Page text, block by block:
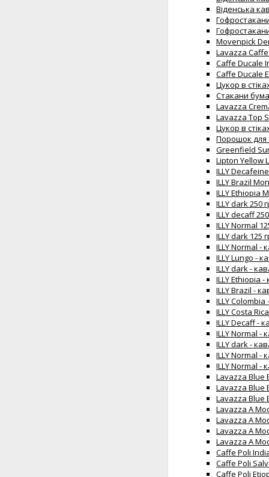
Віденська
Movenpick
Lavazza
Caffe Ducale
Caffe Ducale
Цукор в
Стакани
Lavazza
Lavazza Top
Цукор в
Порошок для
Greenfield
Lipton Yellow
ILLY
ILLY Brazil
ILLY Ethiopia
ILLY dark 250
ILLY decaff
ILLY Normal
ILLY dark 125
ILLY Normal -
ILLY Lungo -
ILLY dark -
ILLY Ethiopia
ILLY Brazil -
ILLY
ILLY Costa
ILLY Decaff -
ILLY Normal -
ILLY dark -
ILLY Normal -
ILLY Normal -
Lavazza Blue
Lavazza Blue
Lavazza Blue
Lavazza А
Lavazza А
Lavazza А
Lavazza А
Caffe Poli
Caffe Poli
Caffe Poli